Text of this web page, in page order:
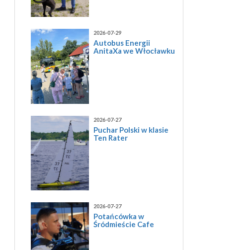
2026-07-29
Autobus Energii
AnitaXa we Włocławku
2026-07-27
Puchar Polski w klasie
Ten Rater
2026-07-27
Potańcówka w
Śródmieście Cafe